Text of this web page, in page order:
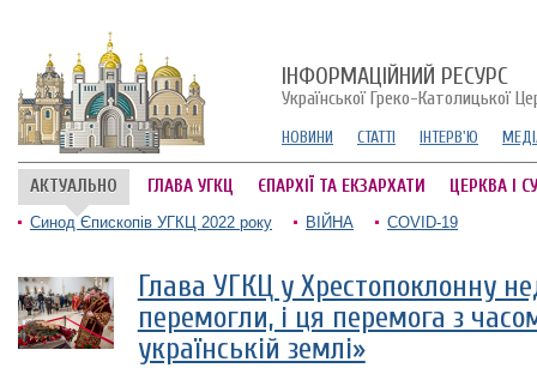
ІНФОРМАЦІЙНИЙ РЕСУРС
Української Греко-Католицької
НОВИНИ СТАТТІ ІНТЕРВ'Ю
АКТУАЛЬНО ГЛАВА УГКЦ ЄПАРХІЇ ТА ЕКЗАРХАТИ ЦЕРКВА І
Синод Єпископів УГКЦ 2022 року ВІЙНА COVID-19
Глава УГКЦ у Хрестопоклонну
перемогли, і ця перемога з
українській землі»